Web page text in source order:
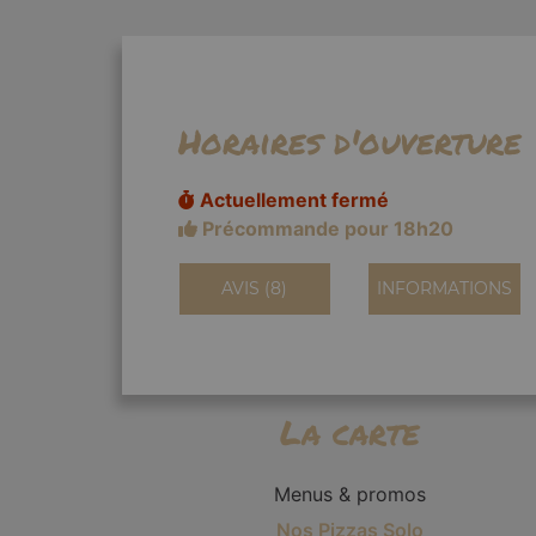
Horaires d'ouverture
Actuellement fermé
Précommande pour 18h20
AVIS (8) INFORMATIONS
La carte
Menus & promos
Nos Pizzas Solo